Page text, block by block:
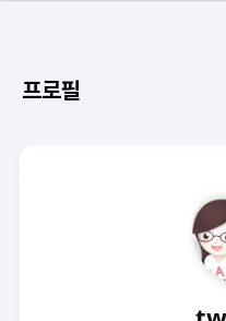
프로필